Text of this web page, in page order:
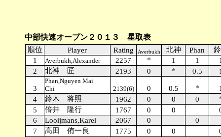
中部快速オープン２０１３ 星取表
順位 Player Rating Averbukh 北神 Phan
1
Averbukh,Alexander 2257 * 1 1
2
北神 匠 2193 0 * 0.5
3
Phan,Nguyen Mai
Chi
2139(6) 0 0.5 *
4
鈴木 将照 1962 0 0 0
5 倍井 隆行 1767 0 0
6
Looijmans,Karel 2067 0
0
7
高田 侑一良 1775 0 0